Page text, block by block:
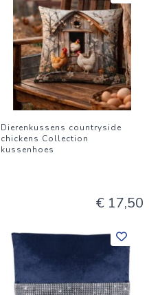
Dierenkussens countryside
chickens Collection
kussenhoes
€ 17,50